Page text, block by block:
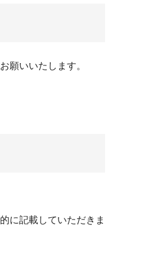
願いいたします。
に記載していただきま